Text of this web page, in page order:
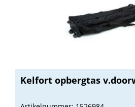
Kelfort opbergtas